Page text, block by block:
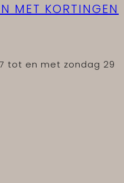
MET KORTINGEN
tot en met zondag 29